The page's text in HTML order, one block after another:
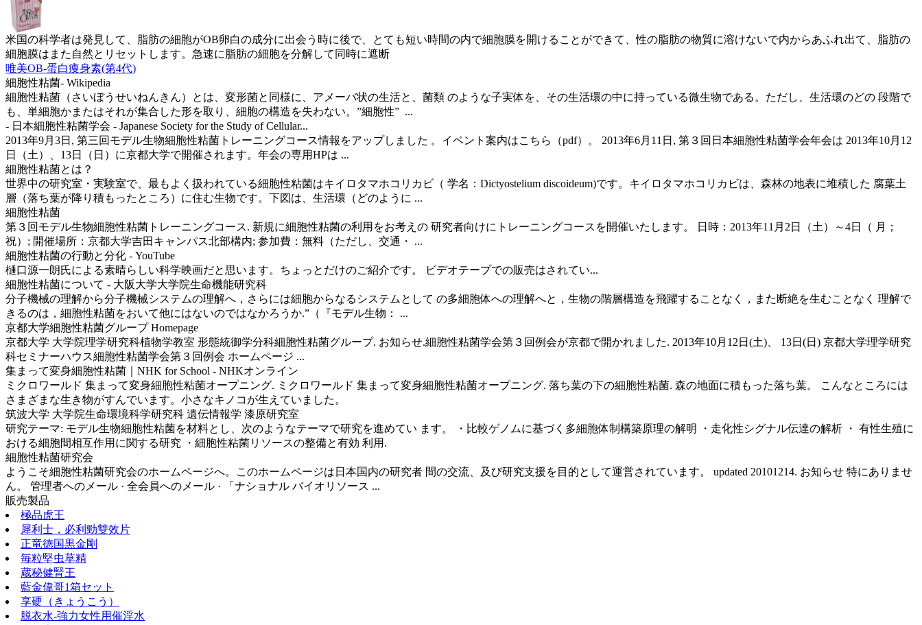
米国の科学者は発見して、脂肪の細胞がOB卵白の成分に出会う時に後で、とても短い時間の内で細胞膜を開けることができて、性の脂肪の物質に溶けないで内からあふれ出て、脂肪の
細胞膜はまた自然とリセットします。急速に脂肪の細胞を分解して同時に遮断
唯美OB-蛋白痩身素(第4代)
細胞性粘菌- Wikipedia
細胞性粘菌（さいぼうせいねんきん）とは、変形菌と同様に、アメーバ状の生活と、菌類 のような子実体を、その生活環の中に持っている微生物である。ただし、生活環のどの 段階で
も、単細胞かまたはそれが集合した形を取り、細胞の構造を失わない。”細胞性” ...
- 日本細胞性粘菌学会 - Japanese Society for the Study of Cellular...
2013年9月3日, 第三回モデル生物細胞性粘菌トレーニングコース情報をアップしました 。イベント案内はこちら（pdf）。 2013年6月11日, 第３回日本細胞性粘菌学会年会は 2013年10月12
日（土）、13日（日）に京都大学で開催されます。年会の専用HPは ...
細胞性粘菌とは？
世界中の研究室・実験室で、最もよく扱われている細胞性粘菌はキイロタマホコリカビ（ 学名：Dictyostelium discoideum)です。キイロタマホコリカビは、森林の地表に堆積した 腐葉土
層（落ち葉が降り積もったところ）に住む生物です。下図は、生活環（どのように ...
細胞性粘菌
第３回モデル生物細胞性粘菌トレーニングコース. 新規に細胞性粘菌の利用をお考えの 研究者向けにトレーニングコースを開催いたします。 日時：2013年11月2日（土）～4日（ 月；
祝）; 開催場所：京都大学吉田キャンパス北部構内; 参加費：無料（ただし、交通・ ...
細胞性粘菌の行動と分化 - YouTube
樋口源一朗氏による素晴らしい科学映画だと思います。ちょっとだけのご紹介です。 ビデオテープでの販売はされてい...
細胞性粘菌について - 大阪大学大学院生命機能研究科
分子機械の理解から分子機械システムの理解へ，さらには細胞からなるシステムとして の多細胞体への理解へと，生物の階層構造を飛躍することなく，また断絶を生むことなく 理解で
きるのは，細胞性粘菌をおいて他にはないのではなかろうか.”（『モデル生物： ...
京都大学細胞性粘菌グループ Homepage
京都大学 大学院理学研究科植物学教室 形態統御学分科細胞性粘菌グループ. お知らせ.細胞性粘菌学会第３回例会が京都で開かれました. 2013年10月12日(土)、 13日(日) 京都大学理学研究
科セミナーハウス細胞性粘菌学会第３回例会 ホームページ ...
集まって変身細胞性粘菌｜NHK for School - NHKオンライン
ミクロワールド 集まって変身細胞性粘菌オープニング. ミクロワールド 集まって変身細胞性粘菌オープニング. 落ち葉の下の細胞性粘菌. 森の地面に積もった落ち葉。 こんなところには
さまざまな生き物がすんでいます。小さなキノコが生えていました。
筑波大学 大学院生命環境科学研究科 遺伝情報学 漆原研究室
研究テーマ: モデル生物細胞性粘菌を材料とし、次のようなテーマで研究を進めてい ます。 ・比較ゲノムに基づく多細胞体制構築原理の解明 ・走化性シグナル伝達の解析 ・ 有性生殖に
おける細胞間相互作用に関する研究 ・細胞性粘菌リソースの整備と有効 利用.
細胞性粘菌研究会
ようこそ細胞性粘菌研究会のホームページへ。このホームページは日本国内の研究者 間の交流、及び研究支援を目的として運営されています。 updated 20101214. お知らせ 特にありませ
ん。 管理者へのメール · 全会員へのメール · 「ナショナル バイオリソース ...
販売製品
極品虎王
犀利士，必利勁雙效片
正竜徳国黒金剛
毎粒堅虫草精
蔵秘健腎王
藍金偉哥1箱セット
享硬（きょうこう）
脱衣水-強力女性用催淫水